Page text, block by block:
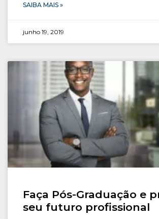
SAIBA MAIS »
junho 19, 2019
Faça Pós-Graduação e
seu futuro profissional